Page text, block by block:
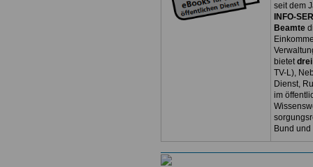
seit dem
INFO-
Beamte
bietet
TV-L),
Dienst,
im
Bund